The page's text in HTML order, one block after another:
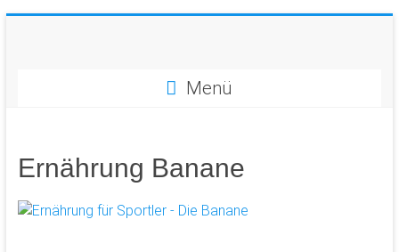
im
Tennis!
Menü
Ernährung Banane